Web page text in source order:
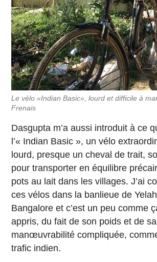
Le vélo «Indian Basic», lourd et difficile à
Frenais
Dasgupta m’a aussi introduit à ce
l’« Indian Basic », un vélo
lourd, presque un cheval de trait,
pour transporter en équilibre
pots au lait dans les villages. J’ai
ces vélos dans la banlieue de
Bangalore et c’est un peu comme
appris, du fait de son poids et de sa
manœuvrabilité compliquée,
trafic indien.